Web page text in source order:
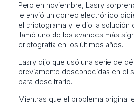
Pero en noviembre, Lasry
le envió un correo electrónico
el criptograma y le dio la solución
llamó uno de los avances más
criptografía en los últimos años.
Lasry dijo que usó una serie de
previamente desconocidas en el
para descifrarlo.
Mientras que el problema original